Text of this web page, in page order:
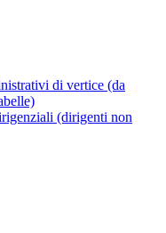
di vertice (da
(dirigenti non